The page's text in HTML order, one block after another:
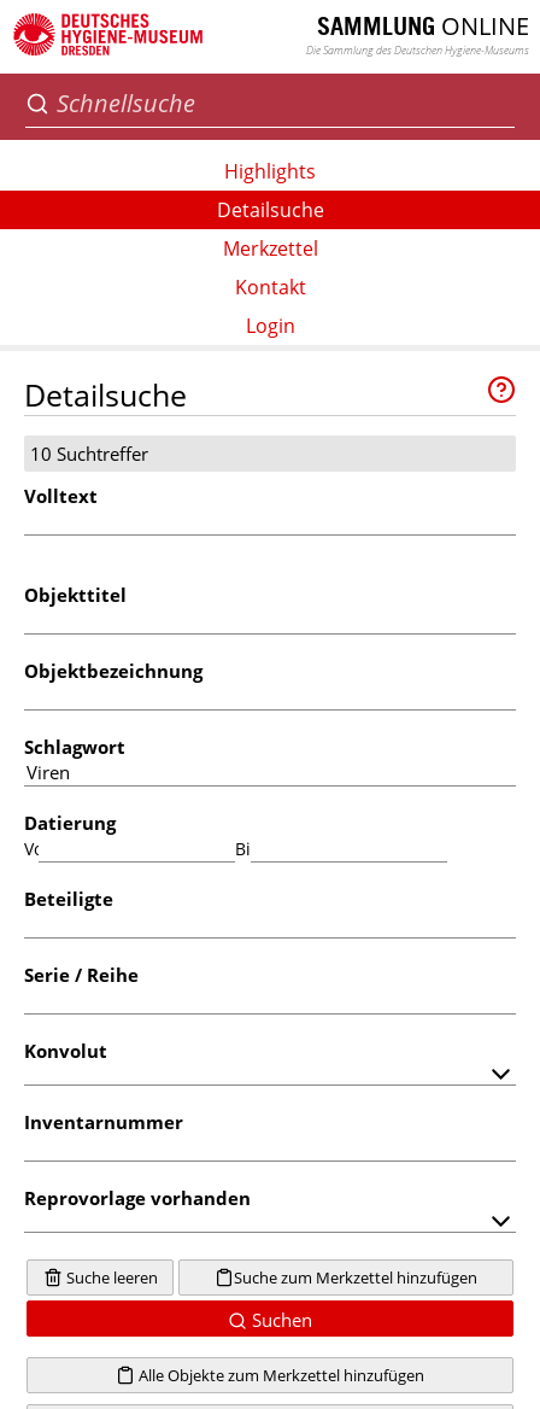
SAMMLUNG ONLINE
Die Sammlung des Deutschen Hygiene-Museums
Highlights
Detailsuche
Merkzettel
Kontakt
Login
Detailsuche
10 Suchtreffer
Volltext
Objekttitel
Objektbezeichnung
Schlagwort
Datierung
Von: Bis:
Beteiligte
Serie / Reihe
Konvolut
Inventarnummer
Reprovorlage vorhanden
Suche leeren Suche zum Merkzettel hinzufügen
Suchen
Alle Objekte zum Merkzettel hinzufügen